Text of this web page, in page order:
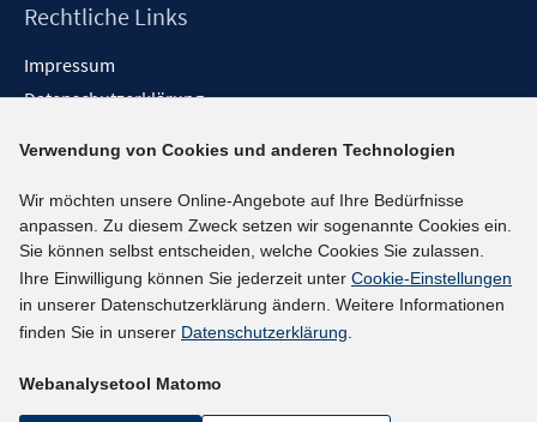
Rechtliche Links
Impressum
Datenschutzerklärung
Barrieren melden
Social-Media-Kanäle
BlueSky
YouTube
LinkedIn
kununu
Verwendung von Cookies und anderen Technologien
Wir möchten unsere Online-Angebote auf Ihre Bedürfnisse
anpassen. Zu diesem Zweck setzen wir sogenannte Cookies ein.
Sie können selbst entscheiden, welche Cookies Sie zulassen.
Ihre Einwilligung können Sie jederzeit unter Cookie-Einstellungen
in unserer Datenschutzerklärung ändern. Weitere Informationen
finden Sie in unserer Datenschutzerklärung.
Webanalysetool Matomo